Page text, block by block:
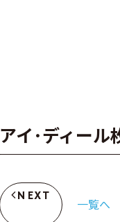
アイ･ディー
NEXT
一覧へ